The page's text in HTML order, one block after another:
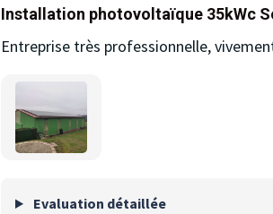
Installation photovoltaïque 35kWc
Entreprise très professionnelle,
Evaluation détaillée